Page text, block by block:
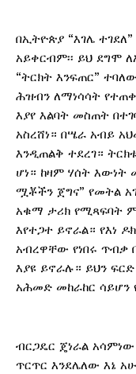
በኢትዮጵያ “እገሌ
አይቀርብም፡፡ ይህ ደግሞ
“ትርክት እንፍጠር”
ሕዝብን ለማነሳሳት
እያየ እልባት መስጠት
አስረሸነ። በሤራ አብይ
እንዲጠልቅ ተደረገ።
ሆነ። ከዛም ሃሰት እውነት
ሟቾችን ጀግና” የመትል
አቁማ ታሪክ የሚጻፍባት
እየተጋተ ይኖራል። የእነ
አብረዋቸው የነበሩ ጥብቃ
እያዩ ይኖራሉ። ይህን
አሕመድ መከራከር ሳይሆን
ብርጋዴር ጄነራል
ጥርጥር እንደሌለው እኔ